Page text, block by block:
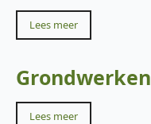
Lees meer
Grondwerken
Lees meer